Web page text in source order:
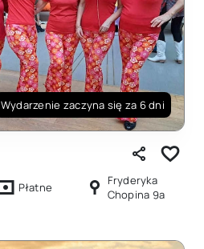
Wydarzenie zaczyna się za 6 dni
Płatne
Fryderyka
Chopina 9a